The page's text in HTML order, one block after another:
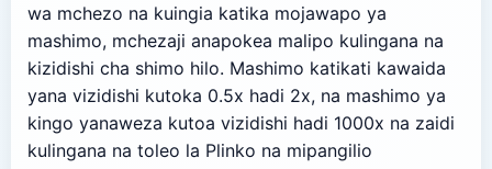
wa mchezo na kuingia katika mojawapo ya
mashimo, mchezaji anapokea malipo kulingana na
kizidishi cha shimo hilo. Mashimo katikati kawaida
yana vizidishi kutoka 0.5x hadi 2x, na mashimo ya
kingo yanaweza kutoa vizidishi hadi 1000x na zaidi
kulingana na toleo la Plinko na mipangilio